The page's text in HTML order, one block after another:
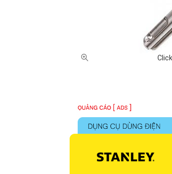
GIÁ BÁN
Dưới 100,000 VNĐ (291)